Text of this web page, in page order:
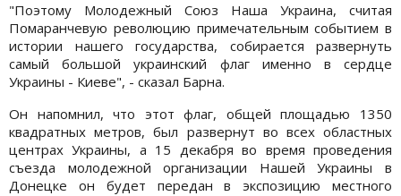
"Поэтому Молодежный Союз Наша Украина, считая
Помаранчевую революцию примечательным событием в
истории нашего государства, собирается развернуть
самый большой украинский флаг именно в сердце
Украины - Киеве", - сказал Барна.
Он напомнил, что этот флаг, общей площадью 1350
квадратных метров, был развернут во всех областных
центрах Украины, а 15 декабря во время проведения
съезда молодежной организации Нашей Украины в
Донецке он будет передан в экспозицию местного